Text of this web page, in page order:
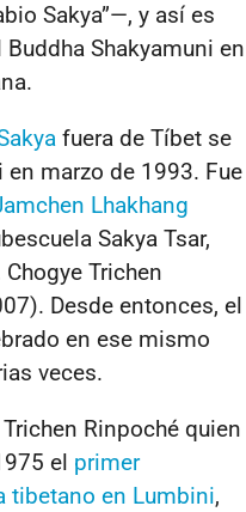
Sakya”—, y así es
Shakyamuni en
fuera de Tíbet se
marzo de 1993. Fue
Lhakhang
Sakya Tsar,
Trichen
Desde entonces, el
en ese mismo
veces.
Rinpoché quien
el primer
tibetano en Lumbini,